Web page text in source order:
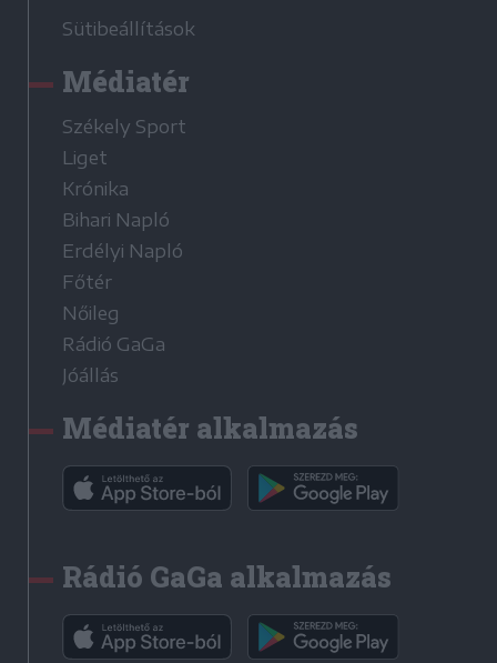
Sütibeállítások
Médiatér
Székely Sport
Liget
Krónika
Bihari Napló
Erdélyi Napló
Főtér
Nőileg
Rádió GaGa
Jóállás
Médiatér alkalmazás
Rádió GaGa alkalmazás